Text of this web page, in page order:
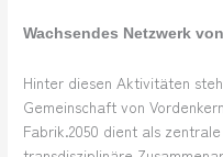
Wachsendes Netzwerk
Hinter diesen Aktivitäten
Gemeinschaft von
Fabrik.2050 dient als